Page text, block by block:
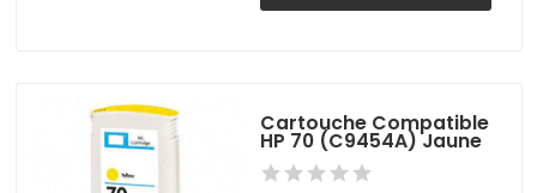
Cartouche Compatible
HP 70 (C9454A) Jaune